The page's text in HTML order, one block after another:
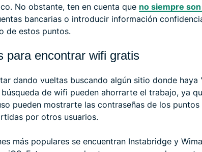
No obstante, ten en cuenta que no siempre
bancarias o introducir información
de estos puntos.
para encontrar wifi gratis
dando vueltas buscando algún sitio donde haya
de wifi pueden ahorrarte el trabajo, ya
pueden mostrarte las contraseñas de los
por otros usuarios.
más populares se encuentran Instabridge y